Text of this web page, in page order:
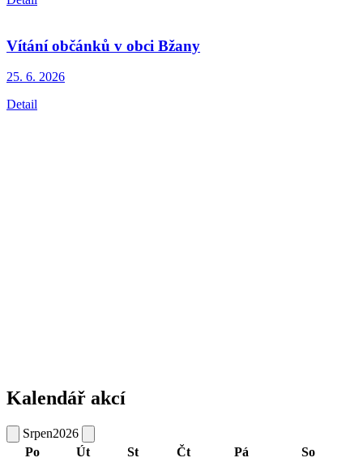
Vítání občánků v obci Bžany
25. 6. 2026
Detail
Kalendář akcí
Srpen2026
Po
Út St Čt Pá
So